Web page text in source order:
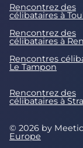
Rencontrez des
célibataires à
Rencontrez des
célibataires à
Rencontres
Le Tampon
Rencontrez des
célibataires à
© 2026 by
Europe